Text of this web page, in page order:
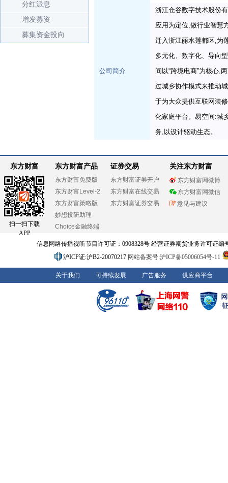
分红派息
增发募资
募集资金投向
公司简介
浙江仓谷数字技术股份
应用为定位,做行业智慧
迁入浙江丽水莲都区,为
多元化、数字化、导向
间以“跨境电商”为核心,
过城乡协作模式来推动
于为大众提供互联网装
化家庭平台。易空间:城
务,以设计驱动生态。
东方财富
扫一扫下载
APP
东方财富产品
东方财富免费版
东方财富Level-2
东方财富策略版
妙想投研助理
Choice金融终端
证券交易
东方财富证券开户
东方财富在线交易
东方财富证券交易
关注东方财富
东方财富网微博
东方财富网微信
意见与建议
信息网络传播视听节目许可证：0908328号 经营证券期货业务许可证编
沪ICP证:沪B2-20070217 网站备案号:沪ICP备05006054号-11
关于我们 可持续发展 广告服务 供应商平台